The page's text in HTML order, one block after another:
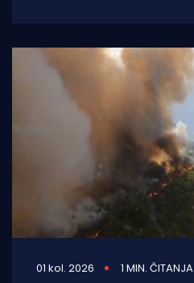
01 kol. 2026 1 MIN. ČITANJA